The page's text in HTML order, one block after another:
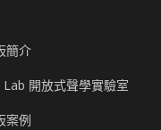
簡介
開放式聲學實驗室
案例